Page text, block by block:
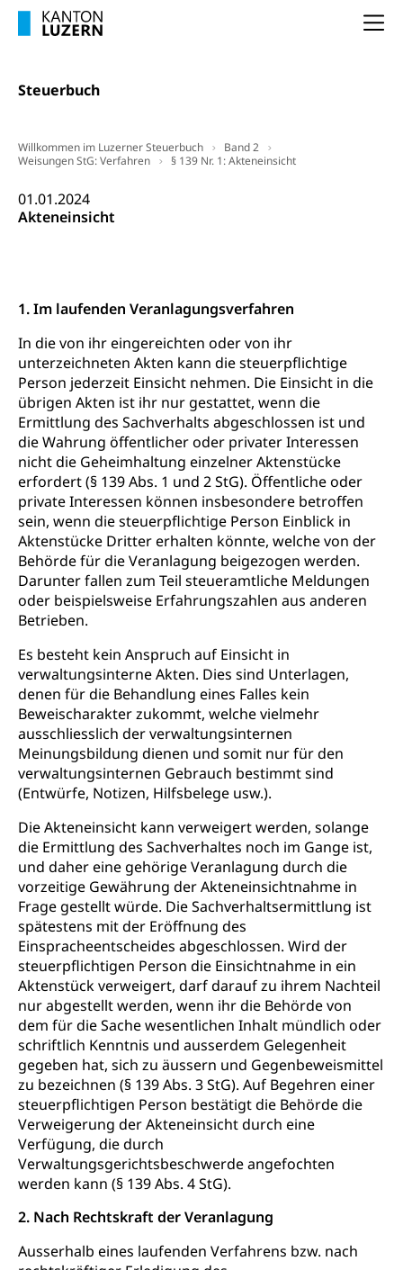
Steuerbuch
Willkommen im Luzerner Steuerbuch
Band 2
Weisungen StG: Verfahren
§ 139 Nr. 1: Akteneinsicht
01.01.2024
Akteneinsicht
1. Im laufenden Veranlagungsverfahren
In die von ihr eingereichten oder von ihr
unterzeichneten Akten kann die steuerpflichtige
Person jederzeit Einsicht nehmen. Die Einsicht in die
übrigen Akten ist ihr nur gestattet, wenn die
Ermittlung des Sachverhalts abgeschlossen ist und
die Wahrung öffentlicher oder privater Interessen
nicht die Geheimhaltung einzelner Aktenstücke
erfordert (§ 139 Abs. 1 und 2 StG). Öffentliche oder
private Interessen können insbesondere betroffen
sein, wenn die steuerpflichtige Person Einblick in
Aktenstücke Dritter erhalten könnte, welche von der
Behörde für die Veranlagung beigezogen werden.
Darunter fallen zum Teil steueramtliche Meldungen
oder beispielsweise Erfahrungszahlen aus anderen
Betrieben.
Es besteht kein Anspruch auf Einsicht in
verwaltungsinterne Akten. Dies sind Unterlagen,
denen für die Behandlung eines Falles kein
Beweischarakter zukommt, welche vielmehr
ausschliesslich der verwaltungsinternen
Meinungsbildung dienen und somit nur für den
verwaltungsinternen Gebrauch bestimmt sind
(Entwürfe, Notizen, Hilfsbelege usw.).
Die Akteneinsicht kann verweigert werden, solange
die Ermittlung des Sachverhaltes noch im Gange ist,
und daher eine gehörige Veranlagung durch die
vorzeitige Gewährung der Akteneinsichtnahme in
Frage gestellt würde. Die Sachverhaltsermittlung ist
spätestens mit der Eröffnung des
Einspracheentscheides abgeschlossen. Wird der
steuerpflichtigen Person die Einsichtnahme in ein
Aktenstück verweigert, darf darauf zu ihrem Nachteil
nur abgestellt werden, wenn ihr die Behörde von
dem für die Sache wesentlichen Inhalt mündlich oder
schriftlich Kenntnis und ausserdem Gelegenheit
gegeben hat, sich zu äussern und Gegenbeweismittel
zu bezeichnen (§ 139 Abs. 3 StG). Auf Begehren einer
steuerpflichtigen Person bestätigt die Behörde die
Verweigerung der Akteneinsicht durch eine
Verfügung, die durch
Verwaltungsgerichtsbeschwerde angefochten
werden kann (§ 139 Abs. 4 StG).
2. Nach Rechtskraft der Veranlagung
Ausserhalb eines laufenden Verfahrens bzw. nach
Opferhilfe
Invalidenversicherung (WAS Luzern)
Drogenabhängigkeit, Drogensucht,
Drogenabhängige, Drogensüchtige,
Betäubungsmittel, Suchtmittel, Psychopharmaka
Fachstelle Sucht Region Luzern
Drogen (Polizei)
Gesundheitsversorgung
Gesundheitsversorgung, Spital, Pflegeinitiative,
AHV / IV
Säule, Hilflosenentschädigung,
Todesfallversicherung
Hilfslosenentschädigung (WAS Luzern)
AHV-Hinterlassenenrente (WAS Luzern)
AHV-Beiträge (WAS Luzern)
Informationsstelle AHV/IV
Ergänzungsleistungen (EL) (WAS Luzern)
AHV-Altersrente (WAS Luzern)
IV-Leistungen (WAS Luzern)
Behinderung
Körperbehinderung, körperliche Behinderung,
geistige Behinderung, psychische Behinderung,
Erwerbsunfähigkeit, Behinderte
Inklusion im Sport
Menschen mit Behinderungen
Kultur und Medien
Archive und Bibliotheken
Bücher, Bundesarchiv, Landesbibliothek
Zentral- und Hochschulbibliothek
Archiv der Denkmalpflege
Museen, Theater, Bibliotheken
Dienststelle Kultur
Kunst & Kultur (Luzern Tourismus)
Kulturförderung
Kulturpolitik, Sprachförderung, Denkmalpflege,
kulturelles Angebot, Kulturerbe, kulturelles Erbe,
Nachwuchsförderung, Vermittlung, Selektive
Förderung, Kulturausschreibungen, Kulturpreis,
Werkbeitrag, Produktionsbeitrag, Recherche,
Bildende Kunst, Angewandte Kunst, Theater/Tanz,
Musik, Entwicklung, Programmbeiträge,
Filmförderung, Regionale Förderfonds,
Werkankäufe, Kunstankäufe, Kunst und Bau, Schule
und Kultur, Kulturgesuche, Kulturvermittlung
Kulturförderung und Vermittlung
Angebote für Schulklassen
Zentralschweizer Filmförderung
Mobilität
Schiene und öffentlicher Verkehr
Schienenverkehr, Zugverkehr, Bahnverkehr,
Transportmittel, öffentlicher Verkehr
Verkehrsverbund Luzern VVL
Öffentlicher Verkehr Luzern Mobil
Schifffahrt
Schiffsverkehr, Binnenschifffahrt, Seeschifffahrt,
Flussschifffahrt
Schifffahrt (Strassenverkehrsamt)
Strasse
Autoverkehr, Lastwagenverkehr, Schwerverkehr,
leistungsabhängige Schwerverkehrsabgabe,
Langsamverkehr, Transportmittel, Auto, Motorrad,
Individualverkehr